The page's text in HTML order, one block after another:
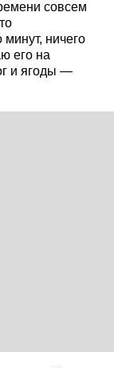
совсем
ничего
его на
и ягоды —